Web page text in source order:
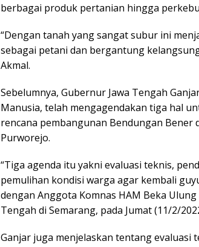
berbagai produk pertanian hingga
“Dengan tanah yang sangat subur ini
sebagai petani dan bergantung
Akmal.
Sebelumnya, Gubernur Jawa Tengah
Manusia, telah mengagendakan tiga hal
rencana pembangunan Bendungan Bener
Purworejo.
“Tiga agenda itu yakni evaluasi teknis,
pemulihan kondisi warga agar kembali
dengan Anggota Komnas HAM Beka
Tengah di Semarang, pada Jumat (11/2/
Ganjar juga menjelaskan tentang evaluasi